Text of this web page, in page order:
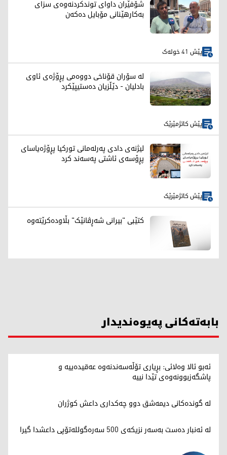
شۆفێران داوای توندکردنەوەی سزای
بەکارهێنانی مۆبایل دەکەن
پێش 41 خولەک
لە سۆران قۆناخی دووەمی پڕۆژەی ئاوی
بادلیان - دێڵزیان دەستیپێکرد
پێش کاتژمێرێک
لیژنەی دادی پەرلەمانی توركیا پڕۆژەیاسای
پڕۆسەی ئاشتی پەسەند كرد
پێش کاتژمێرێک
کتێبی "بیرانی شەڕڤانێک" بڵاودەکرێتەوە
بابەتەکانی پەیوەندیدار
ئەبو ئالا وەلائی: بڕیاری تۆڵەسەندنەوە عەقیدەییە و
پاشگەزبوونەوەی تێدا نییە
لە گوندەکانی دیمەشق دوو چەکداری داعش کوژران
لە ئەنبار دەست بەسەر نزیکەی 500 سەرەگوللەتۆپی داعشدا گیرا